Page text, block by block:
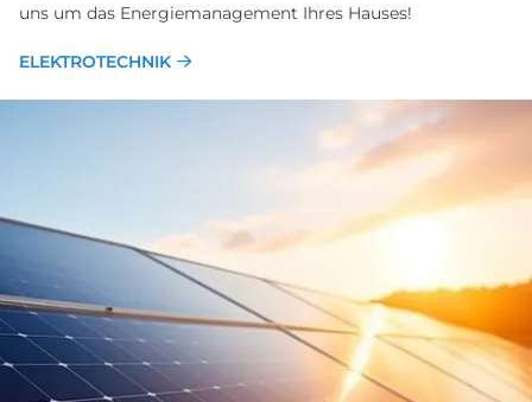
uns um das Energiemanagement Ihres Hauses!
ELEKTROTECHNIK